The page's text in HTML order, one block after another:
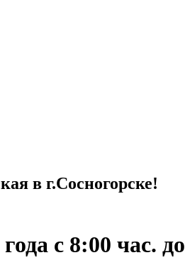
в г.Сосногорске!
с 8:00 час.